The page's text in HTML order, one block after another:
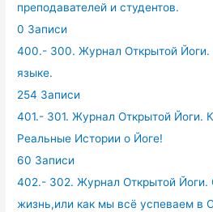
преподавателей и студентов.
0 Записи
400.- 300. Журнал Открытой Йоги.
языке.
254 Записи
401.- 301. Журнал Открытой Йоги.
Реальные Истории о Йоге!
60 Записи
402.- 302. Журнал Открытой Йоги.
жизнь,или как мы всё успеваем в